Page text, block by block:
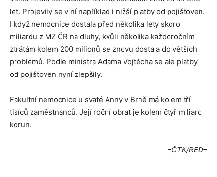
let. Projevily se v ní například i nižší platby od pojišťoven.
I když nemocnice dostala před několika lety skoro
miliardu z MZ ČR na dluhy, kvůli několika každoročním
ztrátám kolem 200 milionů se znovu dostala do větších
problémů. Podle ministra Adama Vojtěcha se ale platby
od pojišťoven nyní zlepšily.
Fakultní nemocnice u svaté Anny v Brně má kolem tří
tisíců zaměstnanců. Její roční obrat je kolem čtyř miliard
korun.
–ČTK/RED–